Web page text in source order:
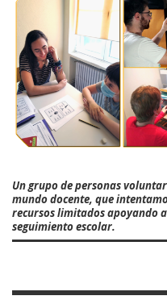
Un grupo de personas
mundo docente, que
recursos limitados apoyando
seguimiento escolar.